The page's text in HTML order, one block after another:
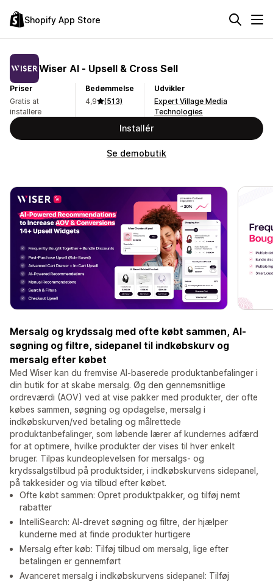
Shopify App Store
Wiser AI ‑ Upsell & Cross Sell
Priser
Gratis at
installere
Bedømmelse
4,9
(513)
Udvikler
Expert Village Media
Technologies
Installér
Se demobutik
Mersalg og krydssalg med ofte købt sammen, AI-
søgning og filtre, sidepanel til indkøbskurv og
mersalg efter købet
Med Wiser kan du fremvise AI-baserede produktanbefalinger i
din butik for at skabe mersalg. Øg den gennemsnitlige
ordreværdi (AOV) ved at vise pakker med produkter, der ofte
købes sammen, søgning og opdagelse, mersalg i
indkøbskurven/ved betaling og målrettede
produktanbefalinger, som løbende lærer af kundernes adfærd
for at optimere, hvilke produkter der vises til hver enkelt
bruger. Tilpas kundeoplevelsen for mersalgs- og
krydssalgstilbud på produktsider, i indkøbskurvens sidepanel,
på takkesider og via tilbud efter købet.
Ofte købt sammen: Opret produktpakker, og tilføj nemt
rabatter
IntelliSearch: AI-drevet søgning og filtre, der hjælper
kunderne med at finde produkter hurtigere
Mersalg efter køb: Tilføj tilbud om mersalg, lige efter
betalingen er gennemført
Avanceret mersalg i indkøbskurvens sidepanel: Tilføj